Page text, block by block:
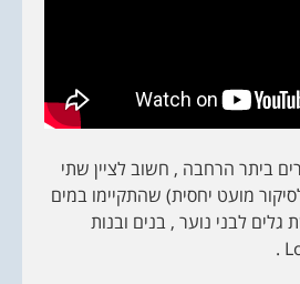
ביתר הרחבה , חשוב לציין שתי
מועט יחסית) שהתקיימו במים
לבני נוער , בנים ובנות